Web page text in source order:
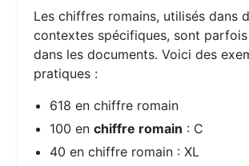
Les chiffres romains, utilisés dans
contextes spécifiques, sont parfois
dans les documents. Voici des
pratiques :
618 en chiffre romain
100 enchiffre romain : C
40 en chiffre romain : XL